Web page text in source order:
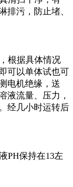
排污，防止堵、
根据具体情况
可以单体试也可
电机绝缘，送
液流量、压力，
经几小时运转后
PH保持在13左